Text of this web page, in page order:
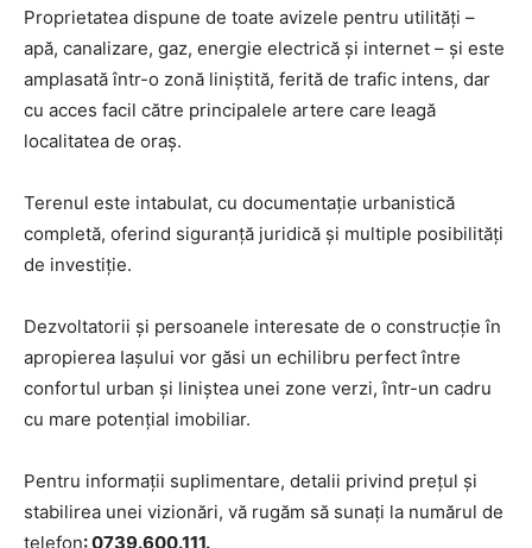
Proprietatea dispune de toate avizele pentru utilități –
apă, canalizare, gaz, energie electrică și internet – și este
amplasată într-o zonă liniștită, ferită de trafic intens, dar
cu acces facil către principalele artere care leagă
localitatea de oraș.
Terenul este intabulat, cu documentație urbanistică
completă, oferind siguranță juridică și multiple posibilități
de investiție.
Dezvoltatorii și persoanele interesate de o construcție în
apropierea Iașului vor găsi un echilibru perfect între
confortul urban și liniștea unei zone verzi, într-un cadru
cu mare potențial imobiliar.
Pentru informații suplimentare, detalii privind prețul și
stabilirea unei vizionări, vă rugăm să sunați la numărul de
telefon: 0739.600.111.